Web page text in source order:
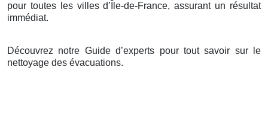
pour toutes les villes d’Île-de-France, assurant un résultat
immédiat.
Découvrez notre Guide d’experts pour tout savoir sur le
nettoyage des évacuations.